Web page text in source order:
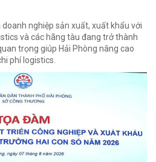
nghiệp sản xuất, xuất khẩu với
và các hãng tàu đang trở thành
trọng giúp Hải Phòng nâng cao
phí logistics.